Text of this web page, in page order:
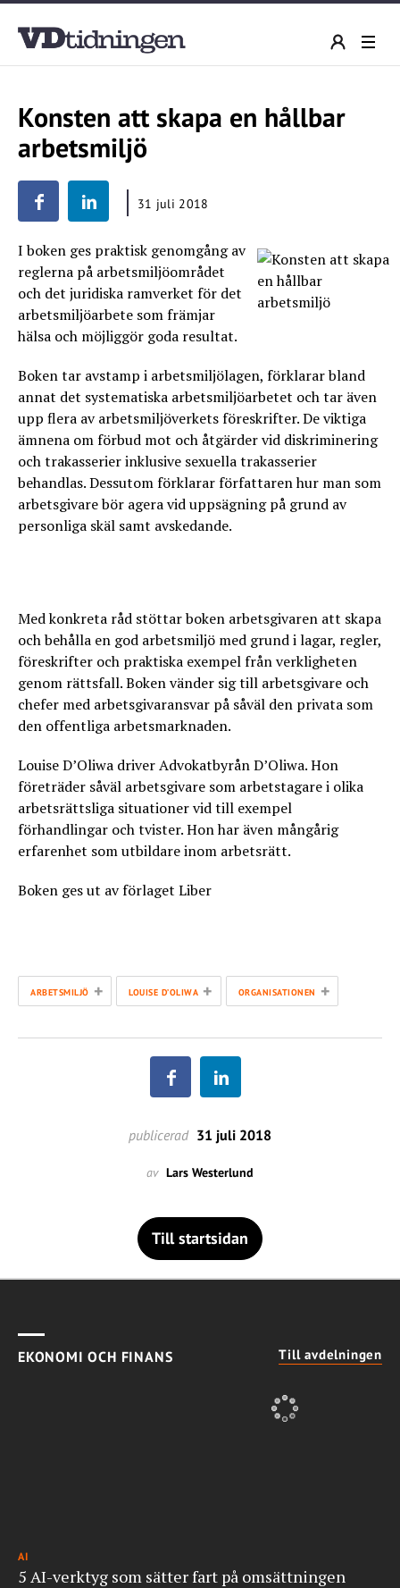
Konsten att skapa en hållbar
arbetsmiljö
31 juli 2018
I boken ges praktisk genomgång av
reglerna på arbetsmiljöområdet
och det juridiska ramverket för det
arbetsmiljöarbete som främjar
hälsa och möjliggör goda resultat.
Boken tar avstamp i arbetsmiljölagen, förklarar bland
annat det systematiska arbetsmiljöarbetet och tar även
upp flera av arbetsmiljöverkets föreskrifter. De viktiga
ämnena om förbud mot och åtgärder vid diskriminering
och trakasserier inklusive sexuella trakasserier
behandlas. Dessutom förklarar författaren hur man som
arbetsgivare bör agera vid uppsägning på grund av
personliga skäl samt avskedande.
Med konkreta råd stöttar boken arbetsgivaren att skapa
och behålla en god arbetsmiljö med grund i lagar, regler,
föreskrifter och praktiska exempel från verkligheten
genom rättsfall. Boken vänder sig till arbetsgivare och
chefer med arbetsgivaransvar på såväl den privata som
den offentliga arbetsmarknaden.
Louise D’Oliwa driver Advokatbyrån D’Oliwa. Hon
företräder såväl arbetsgivare som arbetstagare i olika
arbetsrättsliga situationer vid till exempel
förhandlingar och tvister. Hon har även mångårig
erfarenhet som utbildare inom arbetsrätt.
Boken ges ut av förlaget Liber
ARBETSMILJÖ + LOUISE D’OLIWA + ORGANISATIONEN +
publicerad 31 juli 2018
av Lars Westerlund
Till startsidan
EKONOMI OCH FINANS Till avdelningen
AI
5 AI-verktyg som sätter fart på omsättningen